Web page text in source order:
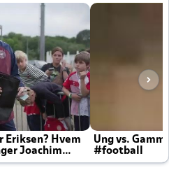
Eriksen? Hvem
Joachim
Ung vs.
#football